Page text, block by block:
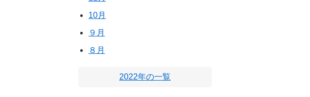
10月
９月
８月
2022年の一覧